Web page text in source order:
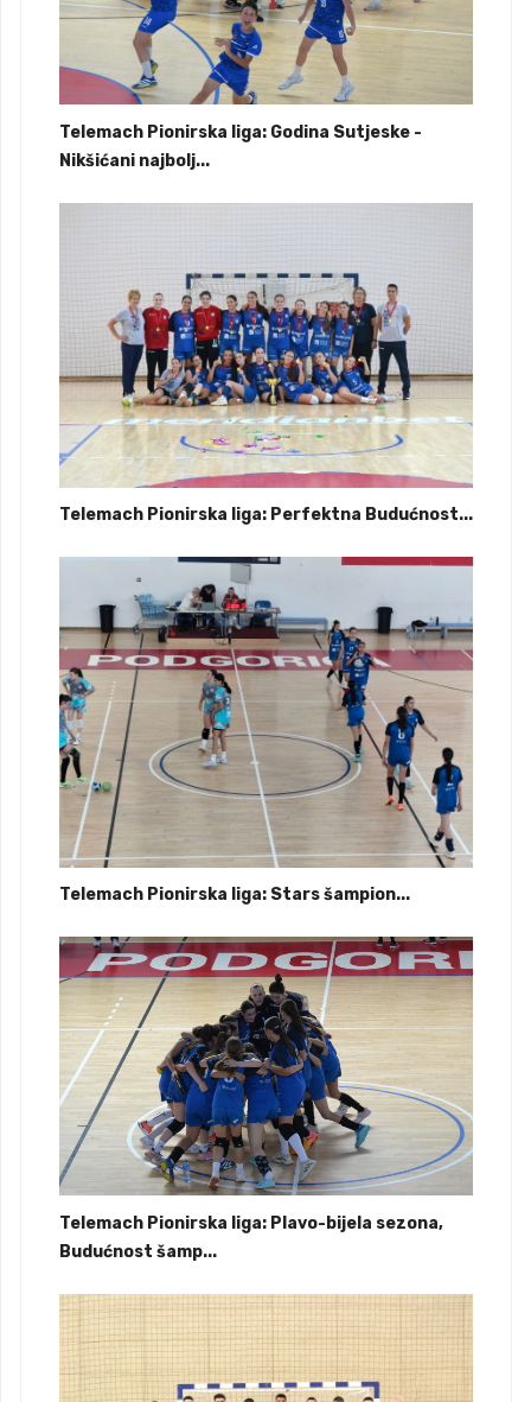
Telemach Pionirska liga: Godina Sutjeske -
Nikšićani najbolj...
Telemach Pionirska liga: Perfektna Budućnost...
Telemach Pionirska liga: Stars šampion...
Telemach Pionirska liga: Plavo-bijela sezona,
Budućnost šamp...